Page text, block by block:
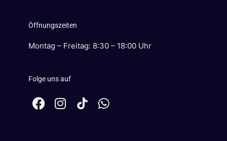
Öffnungszeiten
Montag – Freitag: 8:30 – 18:00 Uhr
Folge uns auf
F
a
I
n
W
h